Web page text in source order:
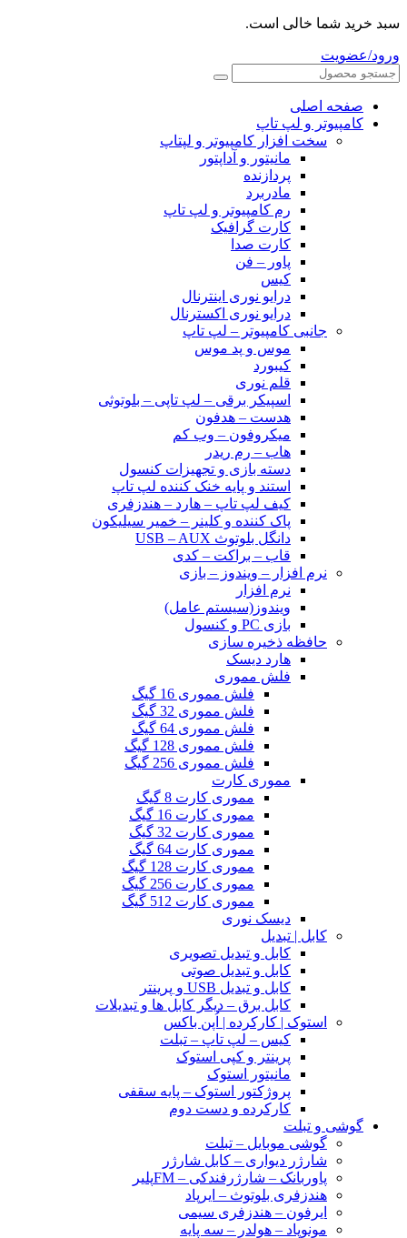
سبد خرید شما خالی است.
ورود/عضویت
صفحه اصلی
کامپیوتر و‌‌‌‌‌ لپ تاپ
سخت افزار کامپیوتر و لپتاپ
مانیتور و آداپتور
پردازنده
مادربرد
رم کامپیوتر و لپ تاپ
کارت گرافیک
کارت صدا
پاور – فن
کیس
درایو نوری اینترنال
درایو نوری اکسترنال
جانبی کامپیوتر – لپ تاپ
موس و پد موس
کیبورد
قلم نوری
اسپیکر برقی – لپ تاپی – بلوتوثی
هدست – هدفون
میکروفون – وب کم
هاب – رم ریدر
دسته بازی و تجهیزات کنسول
استند و پایه خنک کننده لپ تاپ
کیف لپ تاپ – هارد – هندزفری
پاک کننده و کلینر – خمیر سیلیکون
دانگل بلوتوث USB – AUX
قاب – براکت – کدی
نرم افزار – ویندوز – بازی
نرم افزار
ویندوز(سیستم عامل)
بازی PC و کنسول
حافظه ذخیره سازی
هارد دیسک
فلش مموری
فلش مموری 16 گیگ
فلش مموری 32 گیگ
فلش مموری 64 گیگ
فلش مموری 128 گیگ
فلش مموری 256 گیگ
مموری کارت
مموری کارت 8 گیگ
مموری کارت 16 گیگ
مموری کارت 32 گیگ
مموری کارت 64 گیگ
مموری کارت 128 گیگ
مموری کارت 256 گیگ
مموری کارت 512 گیگ
دیسک نوری
کابل | تبدیل
کابل و تبدیل تصویری
کابل و تبدیل صوتی
کابل و تبدیل USB و پرینتر
کابل برق – دیگر کابل ها و تبدیلات
استوک | کارکرده | اُپن باکس
کیس – لپ تاپ – تبلت
پرینتر و کپی استوک
مانیتور استوک
پروژکتور استوک – پایه سقفی
کارکرده و دست دوم
گوشی و تبلت
گوشی موبایل – تبلت
شارژر دیواری – کابل شارژر
پاوربانک – شارژرفندکی – FMپلیر
هندزفری بلوتوث – ایرپاد
ایرفون – هندزفری سیمی
مونوپاد – هولدر – سه پایه